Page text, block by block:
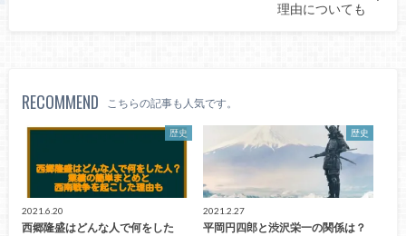
理由についても
RECOMMEND こちらの記事も人気です。
歴史
2021.6.20
西郷隆盛はどんな人で何をした
歴史
2021.2.27
平岡円四郎と渋沢栄一の関係は？